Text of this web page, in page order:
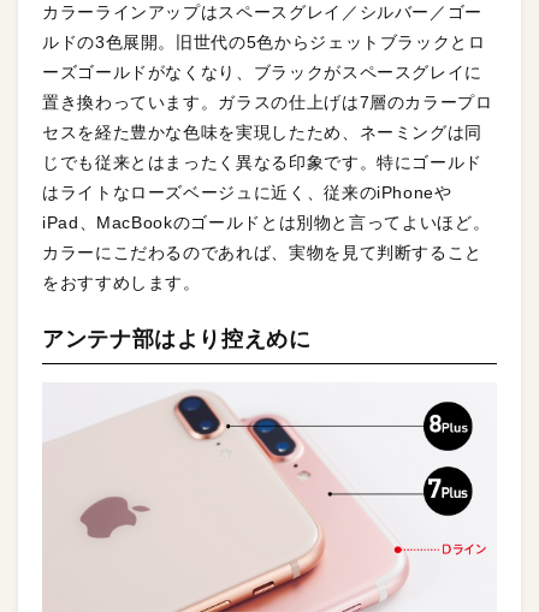
カラーラインアップはスペースグレイ／シルバー／ゴー
ルドの3色展開。旧世代の5色からジェットブラックとロ
ーズゴールドがなくなり、ブラックがスペースグレイに
置き換わっています。ガラスの仕上げは7層のカラープロ
セスを経た豊かな色味を実現したため、ネーミングは同
じでも従来とはまったく異なる印象です。特にゴールド
はライトなローズベージュに近く、従来のiPhoneや
iPad、MacBookのゴールドとは別物と言ってよいほど。
カラーにこだわるのであれば、実物を見て判断すること
をおすすめします。
アンテナ部はより控えめに